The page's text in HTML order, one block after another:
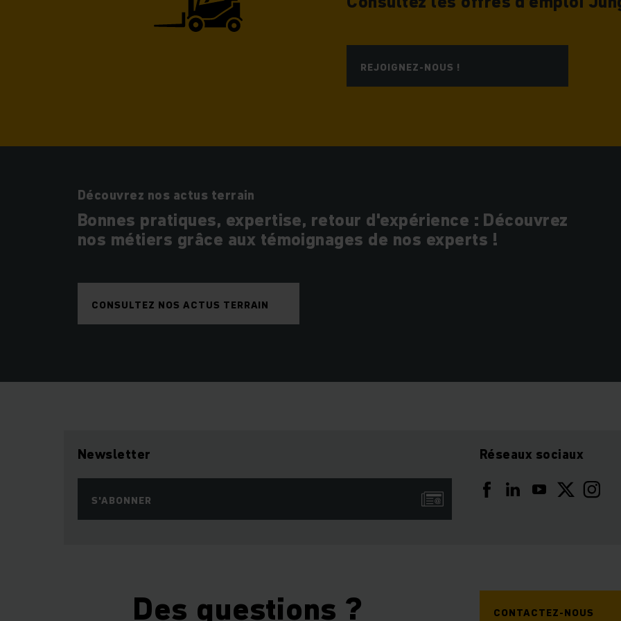
REJOIGNEZ-NOUS !
Découvrez nos actus terrain
Bonnes pratiques, expertise, retour d'expérience : Découvrez
nos métiers grâce aux témoignages de nos experts !
CONSULTEZ NOS ACTUS TERRAIN
Newsletter
S'ABONNER
Réseaux sociaux
Des questions ? CONTACTEZ-NOUS